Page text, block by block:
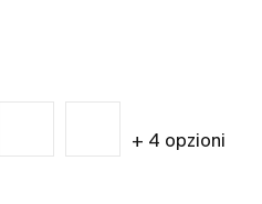
+ 4 opzioni